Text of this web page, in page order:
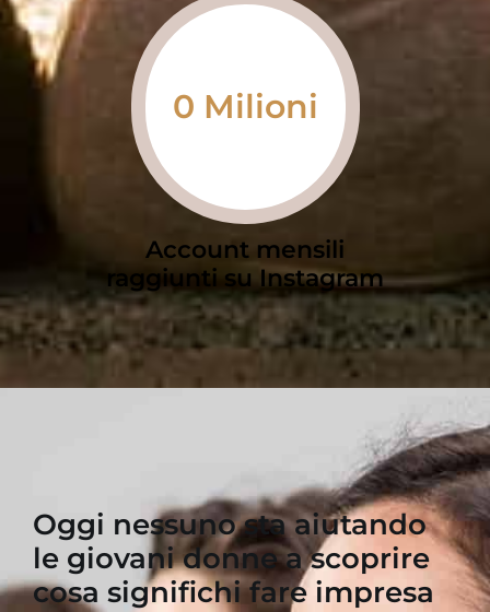
0 Milioni
Account mensili
raggiunti su Instagram
Oggi nessuno sta aiutando
le giovanidonne a scoprire
cosa significhi fare impresa